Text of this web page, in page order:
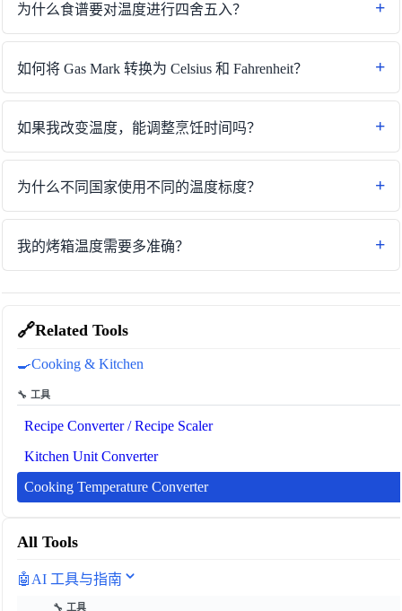
🔗Related Tools
🍳Cooking & Kitchen
🔧 工具
Recipe Converter / Recipe Scaler
Kitchen Unit Converter
Cooking Temperature Converter
All Tools
🤖 AI 工具与指南
🔧 工具
为什么食谱要对温度进行四舍五入？
如何将 Gas Mark 转换为 Celsius 和 Fahrenheit？
如果我改变温度，能调整烹饪时间吗？
为什么不同国家使用不同的温度标度？
我的烤箱温度需要多准确？